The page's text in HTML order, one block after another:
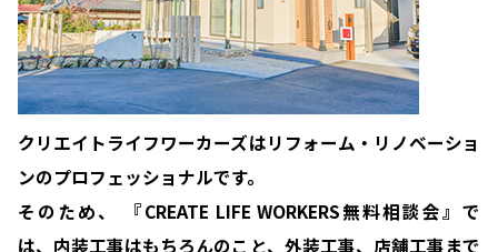
クリエイトライフワーカーズはリフォーム・リノベーショ
ンのプロフェッショナルです。
そのため、 『CREATE LIFE WORKERS無料相談会』で
は、内装工事はもちろんのこと、外装工事、店舗工事まで